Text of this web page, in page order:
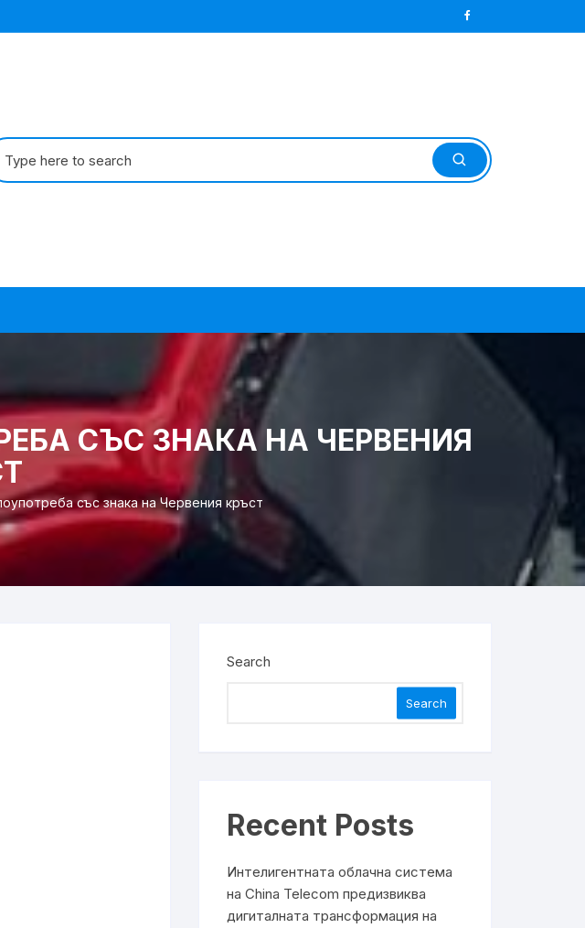
СЪС ЗНАКА НА ЧЕРВЕНИЯ
със знака на Червения кръст
Search
Search
Recent Posts
Интелигентната облачна система
на China Telecom предизвиква
дигиталната трансформация на